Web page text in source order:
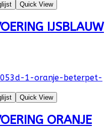
Quick View
IJSBLAUW
Quick View
ORANJE